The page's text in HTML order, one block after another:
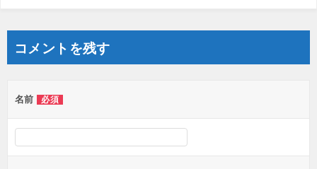
コメントを残す
名前 必須